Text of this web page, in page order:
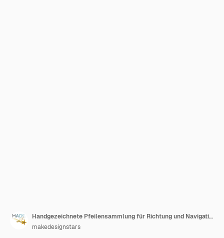
Handgezeichnete Pfeilensammlung für Richtung und Navigation
makedesignstars